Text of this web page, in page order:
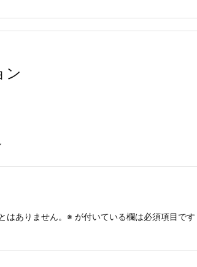
ン
はありません。 ※ が付いている欄は必須項目です